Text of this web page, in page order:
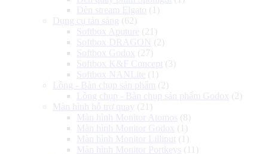
Đèn stream Elgato (1)
Dụng cụ tản sáng (62)
Softbox Aputure (21)
Softbox DRAGON (2)
Softbox Godox (27)
Softbox K&F Concept (3)
Softbox NANLite (1)
Lồng - Bàn chụp sản phẩm (2)
Lồng chụp - Bàn chụp sản phẩm Godox (2)
Màn hình hỗ trợ quay (21)
Màn hình Monitor Atomos (8)
Màn hình Monitor Godox (1)
Màn hình Monitor Lilliput (1)
Màn hình Monitor Portkeys (11)